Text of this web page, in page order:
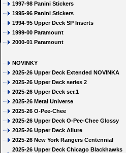
1997-98 Panini Stickers
1995-96 Panini Stickers
1994-95 Upper Deck SP Inserts
1999-00 Paramount
2000-01 Paramount
NOVINKY
2025-26 Upper Deck Extended NOVINKA
2025-26 Upper Deck series 2
2025-26 Upper Deck ser.1
2025-26 Metal Universe
2025-26 O-Pee-Chee
2025-26 Upper Deck O-Pee-Chee Glossy
2025-26 Upper Deck Allure
2025-26 New York Rangers Centennial
2025-26 Upper Deck Chicago Blackhawks